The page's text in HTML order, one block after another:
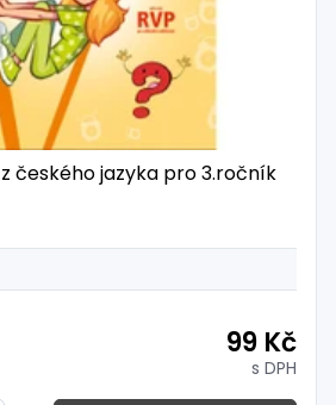
českého jazyka pro 3.ročník
99 Kč
s DPH